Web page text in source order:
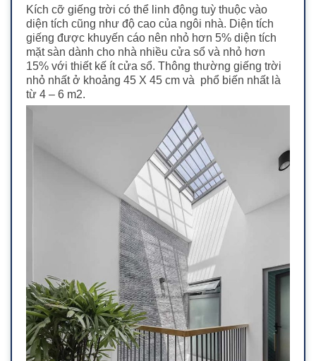
Kích cỡ giếng trời có thể linh động tuỳ thuộc vào
diện tích cũng như độ cao của ngôi nhà. Diện tích
giếng được khuyến cáo nên nhỏ hơn 5% diện tích
mặt sàn dành cho nhà nhiều cửa sổ và nhỏ hơn
15% với thiết kế ít cửa sổ. Thông thường giếng trời
nhỏ nhất ở khoảng 45 X 45 cm và phổ biến nhất là
từ 4 – 6 m2.